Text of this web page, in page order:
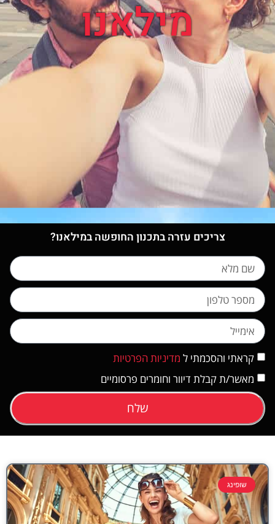
מילאנו
צריכים עזרה בתכנון החופשה במילאנו?
קראתי והסכמתי ל מדיניות הפרטיות
מאשר/ת קבלת דיוור וחומרים פרסומיים
שלח
שופינג